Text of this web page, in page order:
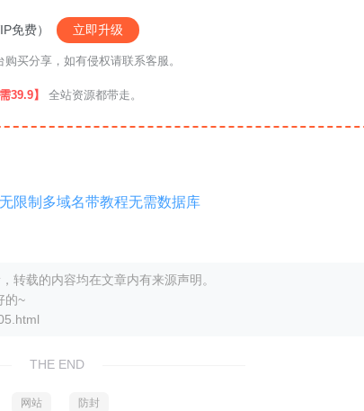
免费） 立即升级
买分享，如有侵权请联系客服。
39.9】 全站资源都带走。
限制多域名带教程无需数据库
转载的内容均在文章内有来源声明。
的~
THE END
网站 防封